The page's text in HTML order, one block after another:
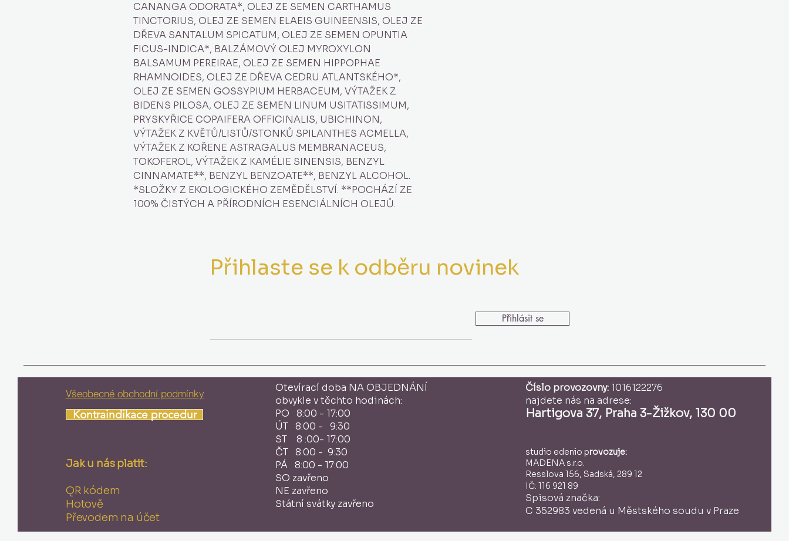
CANANGA ODORATA*, OLEJ ZE SEMEN CARTHAMUS
TINCTORIUS, OLEJ ZE SEMEN ELAEIS GUINEENSIS, OLEJ ZE
DŘEVA SANTALUM SPICATUM, OLEJ ZE SEMEN OPUNTIA
FICUS-INDICA*, BALZÁMOVÝ OLEJ MYROXYLON
BALSAMUM PEREIRAE, OLEJ ZE SEMEN HIPPOPHAE
RHAMNOIDES, OLEJ ZE DŘEVA CEDRU ATLANTSKÉHO*,
OLEJ ZE SEMEN GOSSYPIUM HERBACEUM, VÝTAŽEK Z
BIDENS PILOSA, OLEJ ZE SEMEN LINUM USITATISSIMUM,
PRYSKYŘICE COPAIFERA OFFICINALIS, UBICHINON,
VÝTAŽEK Z KVĚTŮ/LISTŮ/STONKŮ SPILANTHES ACMELLA,
VÝTAŽEK Z KOŘENE ASTRAGALUS MEMBRANACEUS,
TOKOFEROL, VÝTAŽEK Z KAMÉLIE SINENSIS, BENZYL
CINNAMATE**, BENZYL BENZOATE**, BENZYL ALCOHOL.
*SLOŽKY Z EKOLOGICKÉHO ZEMĚDĚLSTVÍ. **POCHÁZÍ ZE
100% ČISTÝCH A PŘÍRODNÍCH ESENCIÁLNÍCH OLEJŮ.
Přihlaste se k odběru novinek
Přihlásit se
Všeobecné obchodní podmínky
Kontraindikace procedur
Jak u nás platit:
QR kódem
Hotově
Převodem na účet
Otevírací doba NA OBJEDNÁNÍ
obvykle v těchto hodinách:
PO 8:00 - 17:00
ÚT 8:00 - 9:30
ST 8 :00- 17:00
ČT 8:00 - 9:30
PÁ 8:00 - 17:00
SO zavřeno
NE zavřeno
Státní svátky zavřeno
Číslo provozovny: 1016122276
najdete nás na adrese:
Hartigova 37, Praha 3-Žižkov, 130 00
studio edenio provozuje:
MADENA s.r.o.
Resslova 156, Sadská, 289 12
IČ: 116 921 89
Spisová značka:
C 352983 vedená u Městského soudu v Praze